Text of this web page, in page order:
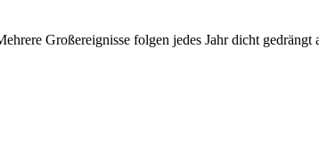
Großereignisse folgen jedes Jahr dicht